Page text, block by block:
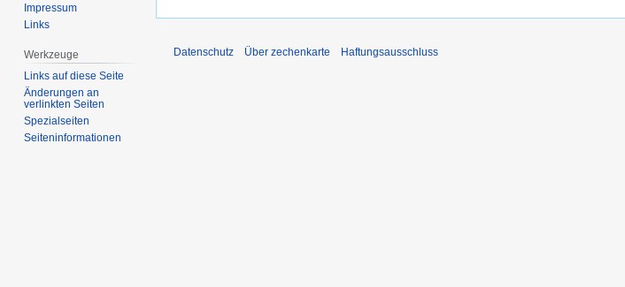
Impressum
Links
Werkzeuge
Links auf diese Seite
Änderungen an
verlinkten Seiten
Spezialseiten
Seiten­­informationen
Datenschutz Über zechenkarte Haftungsausschluss